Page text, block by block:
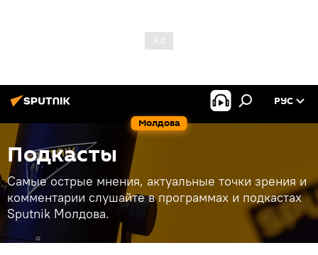
Молдова
РУС
Подкасты
Самые острые мнения, актуальные точки зрения и
комментарии слушайте в программах и подкастах
Sputnik Молдова.